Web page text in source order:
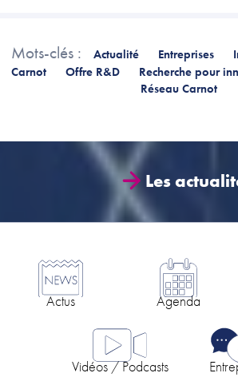
Mots-clés : Actualité Entreprises
Carnot
Offre R&D
Recherche pour
Réseau Carnot
Les
Actus Agenda
Vidéos / Podcasts